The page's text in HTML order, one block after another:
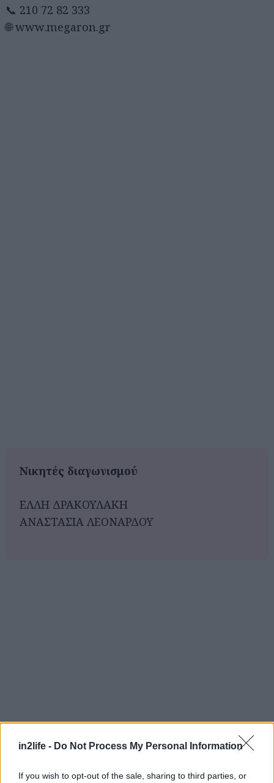
in2life - Do Not Process My Personal Information
If you wish to opt-out of the sale, sharing to third parties, or
📞 210 72 82 333
🌐 www.megaron.gr
Νικητές διαγωνισμού
ΕΛΛΗ ΔΡΑΚΟΥΛΑΚΗ
ΑΝΑΣΤΑΣΙΑ ΛΕΟΝΑΡΔΟΥ